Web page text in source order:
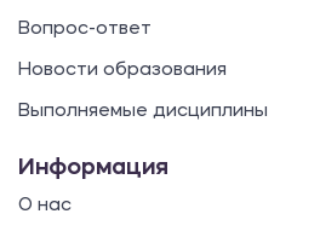
Вопрос-ответ
Новости образования
Выполняемые дисциплины
Информация
О нас